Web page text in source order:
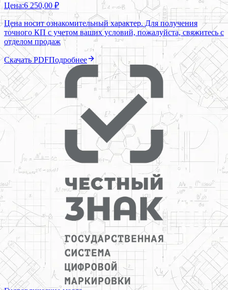
Цена:6 250,00 ₽
Цена носит ознакомительный характер. Для получения
точного КП с учетом ваших условий, пожалуйста, свяжитесь с
отделом продаж
Скачать PDFПодробнее